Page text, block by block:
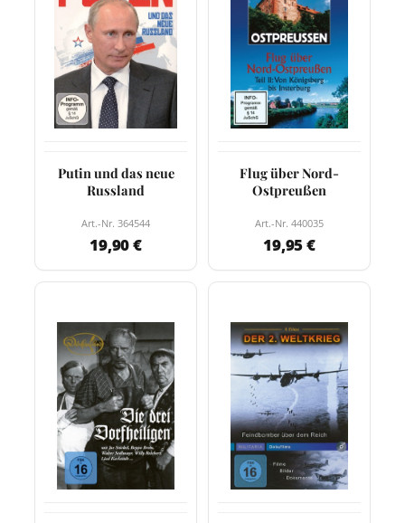
Putin und das neue
Russland
Art.-Nr. 364544
19,90 €
Flug über Nord-
Ostpreußen
Art.-Nr. 440035
19,95 €